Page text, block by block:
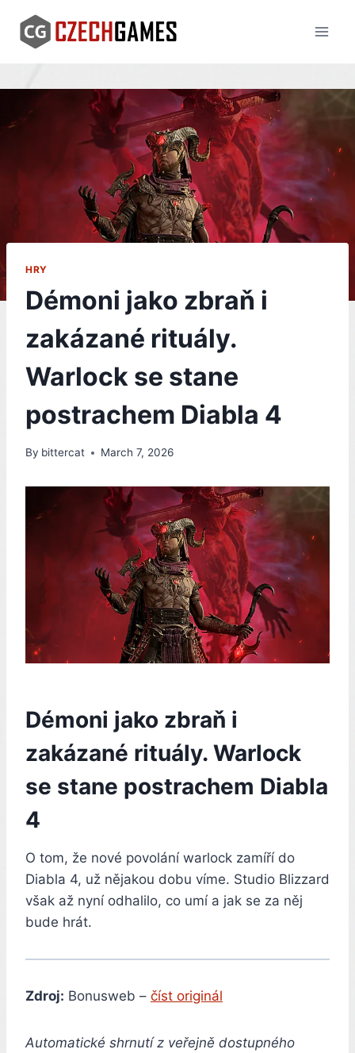
content
HRY
Démoni jako zbraň i
zakázané rituály.
Warlock se stane
postrachem Diabla 4
By bittercat March 7, 2026
Démoni jako zbraň i
zakázané rituály. Warlock
se stane postrachem Diabla
4
O tom, že nové povolání warlock zamíří do
Diabla 4, už nějakou dobu víme. Studio Blizzard
však až nyní odhalilo, co umí a jak se za něj
bude hrát.
Zdroj: Bonusweb – číst originál
Automatické shrnutí z veřejně dostupného